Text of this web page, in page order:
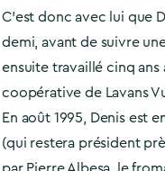
C’est donc avec lui que
demi, avant de suivre
ensuite travaillé cinq ans
coopérative de Lavans
En août 1995, Denis est
(qui restera président
par Pierre Albesa, le